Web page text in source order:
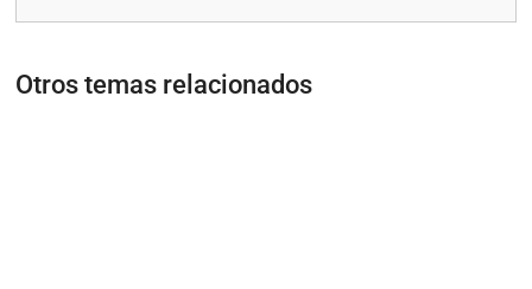
Otros temas relacionados